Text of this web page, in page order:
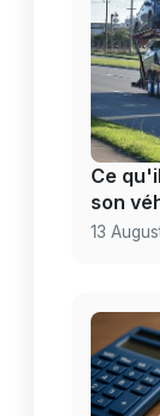
Ce
son
13